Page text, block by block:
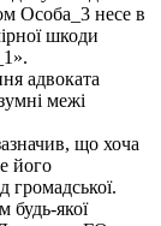
Особа_3 несе в
шкоди
адвоката
межі
що хоча
його
громадської.
будь-якої